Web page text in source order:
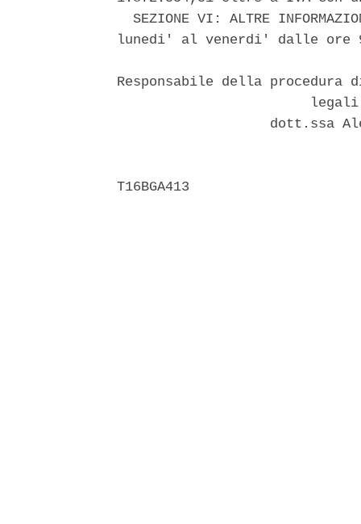
SEZIONE VI: ALTRE
lunedi' al venerdi' dalle ore
Responsabile della
dott.ssa